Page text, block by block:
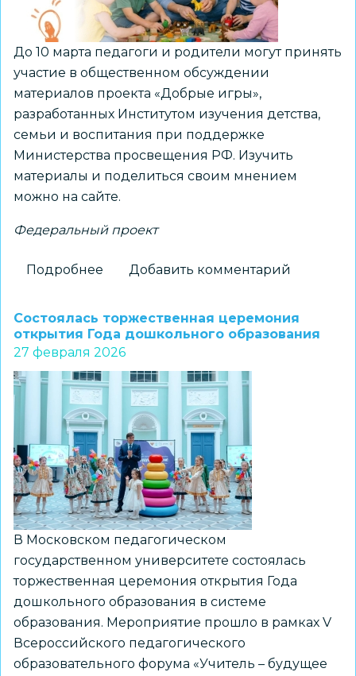
Ленинском,
Октябрьском
районах
и
Центральном
округе
До 10 марта педагоги и родители могут принять
участие в общественном обсуждении
материалов проекта «Добрые игры»,
разработанных Институтом изучения детства,
семьи и воспитания при поддержке
Министерства просвещения РФ. Изучить
материалы и поделиться своим мнением
можно на сайте.
Федеральный проект
Подробнее
садов
разработан
новый
проект
«Добрые
игры»
Добавить комментарий
Состоялась торжественная церемония
открытия Года дошкольного образования
27 февраля 2026
В Московском педагогическом
государственном университете состоялась
торжественная церемония открытия Года
дошкольного образования в системе
образования. Мероприятие прошло в рамках V
Всероссийского педагогического
образовательного форума «Учитель – будущее